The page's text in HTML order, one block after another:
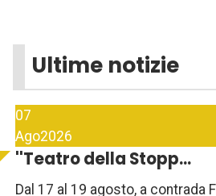
Ultime notizie
07
Ago2026
''Teatro della Stopp...
Dal 17 al 19 agosto, a contrada